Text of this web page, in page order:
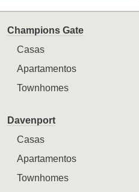
Champions Gate
Casas
Apartamentos
Townhomes
Davenport
Casas
Apartamentos
Townhomes